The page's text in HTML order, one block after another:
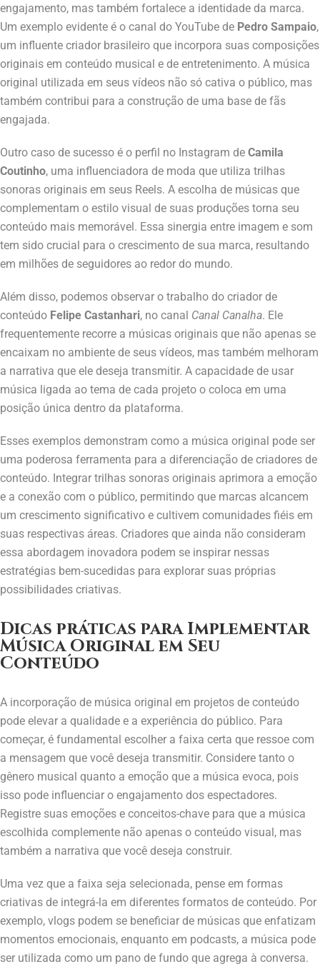
engajamento, mas também fortalece a identidade da marca.
Um exemplo evidente é o canal do YouTube de Pedro Sampaio,
um influente criador brasileiro que incorpora suas composições
originais em conteúdo musical e de entretenimento. A música
original utilizada em seus vídeos não só cativa o público, mas
também contribui para a construção de uma base de fãs
engajada.
Outro caso de sucesso é o perfil no Instagram de Camila
Coutinho, uma influenciadora de moda que utiliza trilhas
sonoras originais em seus Reels. A escolha de músicas que
complementam o estilo visual de suas produções torna seu
conteúdo mais memorável. Essa sinergia entre imagem e som
tem sido crucial para o crescimento de sua marca, resultando
em milhões de seguidores ao redor do mundo.
Além disso, podemos observar o trabalho do criador de
conteúdo Felipe Castanhari, no canal Canal Canalha. Ele
frequentemente recorre a músicas originais que não apenas se
encaixam no ambiente de seus vídeos, mas também melhoram
a narrativa que ele deseja transmitir. A capacidade de usar
música ligada ao tema de cada projeto o coloca em uma
posição única dentro da plataforma.
Esses exemplos demonstram como a música original pode ser
uma poderosa ferramenta para a diferenciação de criadores de
conteúdo. Integrar trilhas sonoras originais aprimora a emoção
e a conexão com o público, permitindo que marcas alcancem
um crescimento significativo e cultivem comunidades fiéis em
suas respectivas áreas. Criadores que ainda não consideram
essa abordagem inovadora podem se inspirar nessas
estratégias bem-sucedidas para explorar suas próprias
possibilidades criativas.
Dicas práticas para Implementar
Música Original em Seu
Conteúdo
A incorporação de música original em projetos de conteúdo
pode elevar a qualidade e a experiência do público. Para
começar, é fundamental escolher a faixa certa que ressoe com
a mensagem que você deseja transmitir. Considere tanto o
gênero musical quanto a emoção que a música evoca, pois
isso pode influenciar o engajamento dos espectadores.
Registre suas emoções e conceitos-chave para que a música
escolhida complemente não apenas o conteúdo visual, mas
também a narrativa que você deseja construir.
Uma vez que a faixa seja selecionada, pense em formas
criativas de integrá-la em diferentes formatos de conteúdo. Por
exemplo, vlogs podem se beneficiar de músicas que enfatizam
momentos emocionais, enquanto em podcasts, a música pode
ser utilizada como um pano de fundo que agrega à conversa.